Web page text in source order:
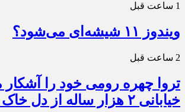
1 ساعت قبل
ویندوز ۱۱ شیشه‌ای می‌شود؟
2 ساعت قبل
تروا چهره رومی خود را
خیابانی ۲ هزار ساله از دل خاک بیرون می‌آید